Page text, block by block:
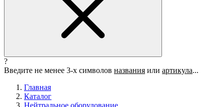
?
Введите не менее 3-х символов названия или артикула...
Главная
Каталог
Нейтральное оборудование